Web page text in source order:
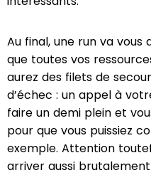
Au final, une run va
que toutes vos
aurez des filets de
d’échec : un appel à
faire un demi plein et
pour que vous puissiez
exemple. Attention
arriver aussi brutalement